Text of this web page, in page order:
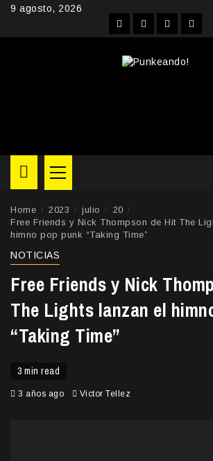
Skip9 agosto, 2026
FacebookInstagram
YouTube
Primary
Menu
Home 2023 julio
20
Free Friends y Nick Thompson de Hit The
himno pop punk “Taking Time”
NOTICIAS
Free Friends y Nick
The Lights lanzan el
“Taking Time”
3 min read
3 años ago Victor Tellez